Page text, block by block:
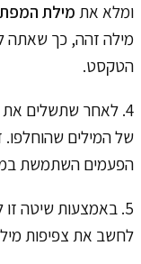
ומלא את מילת
מילה זהה, כך
הטקסט.
4. לאחר שתשלים
של המילים
הפעמים השתמשת
5. באמצעות שיטה
לחשב את צפיפות